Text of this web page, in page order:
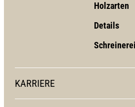
Holzarten
Details
Schreinerei
KARRIERE